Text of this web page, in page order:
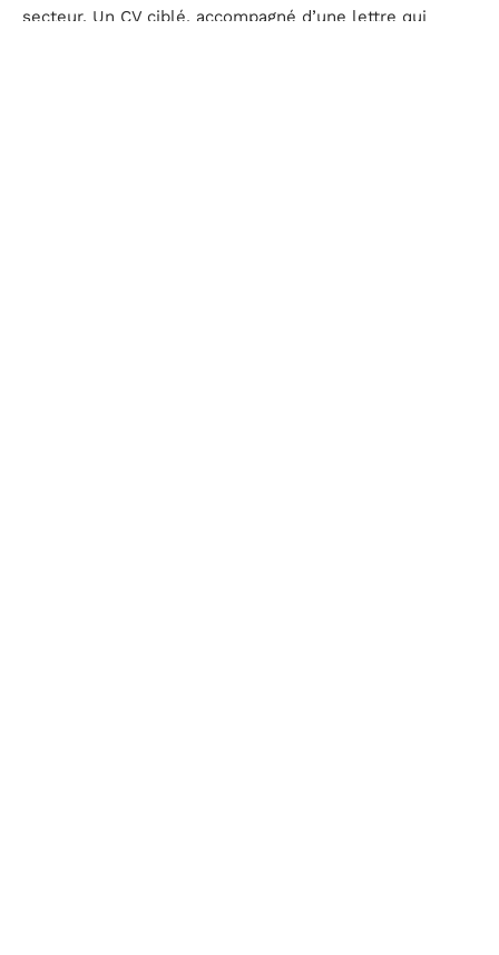
secteur. Un CV ciblé, accompagné d’une lettre qui